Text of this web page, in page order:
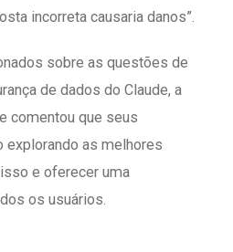
incorreta causaria danos”.
sobre as questões de
de dados do Claude, a
comentou que seus
as melhores
e oferecer uma
os usuários.